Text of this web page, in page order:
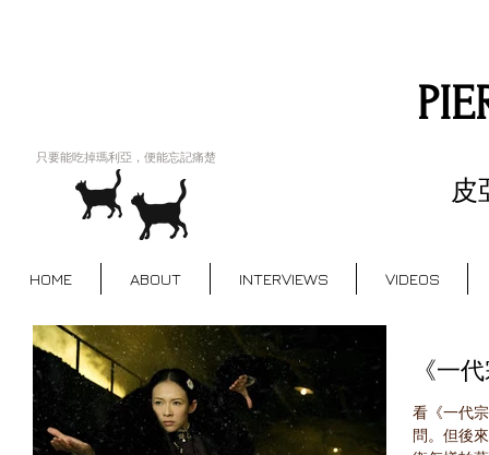
只要能吃掉瑪利亞，便能忘記痛楚
皮
HOME ABOUT INTERVIEWS VIDEOS
《一
看《一代
問。但後